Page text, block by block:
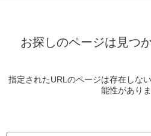
お探しのページは見つ
指定されたURLのページは存在しな
能性がありま